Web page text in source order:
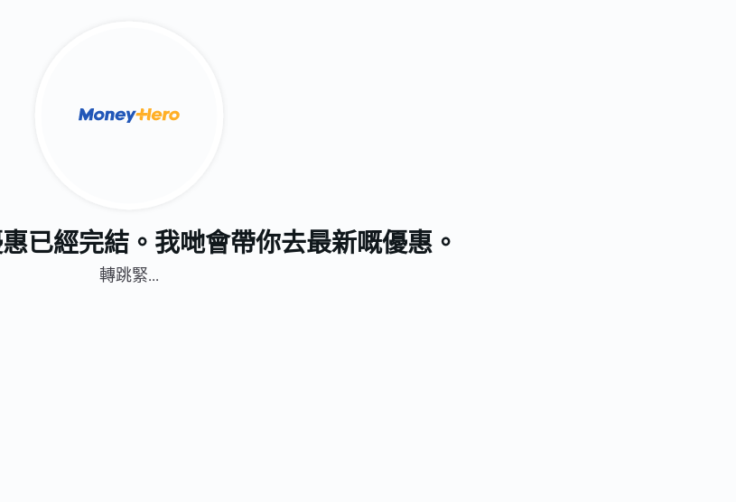
已經完結。我哋會帶你去最新嘅優惠。
轉跳緊...